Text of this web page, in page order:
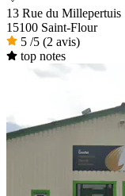
13 Rue du Millepertuis
15100 Saint-Flour
5 /5 (2 avis)
top notes